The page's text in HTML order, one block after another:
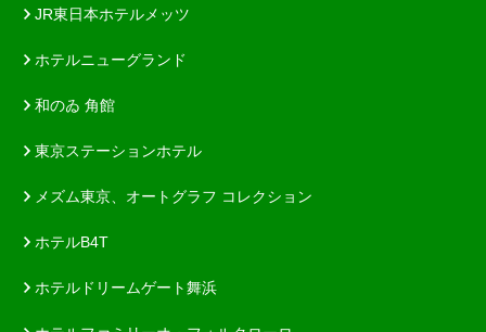
JR東日本ホテルメッツ
ホテルニューグランド
和のゐ 角館
東京ステーションホテル
メズム東京、オートグラフ コレクション
ホテルB4T
ホテルドリームゲート舞浜